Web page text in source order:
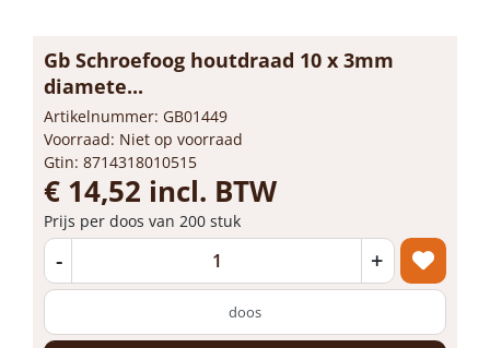
Gb Schroefoog houtdraad 10 x 3mm
diamete...
Artikelnummer: GB01449
Voorraad: Niet op voorraad
Gtin: 8714318010515
€ 14,52 incl. BTW
Prijs per doos van 200 stuk
- +
doos